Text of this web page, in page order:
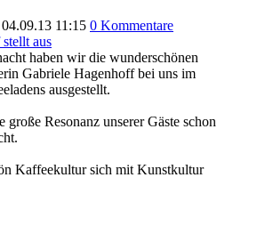
04.09.13 11:15 0 Kommentare
haben wir die wunderschönen
Gabriele Hagenhoff bei uns im
ausgestellt.
große Resonanz unserer Gäste schon
Kaffeekultur sich mit Kunstkultur